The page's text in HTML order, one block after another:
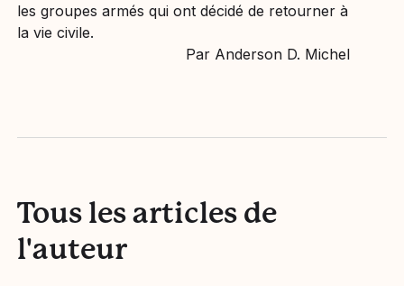
les groupes armés qui ont décidé de retourner à
la vie civile.
Par Anderson D. Michel
Tous les articles de
l'auteur